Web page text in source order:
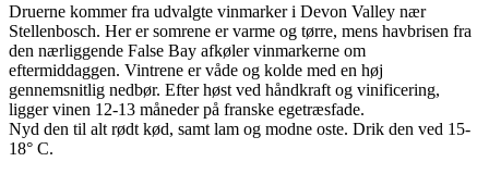
Druerne kommer fra udvalgte vinmarker i Devon Valley nær
Stellenbosch. Her er somrene er varme og tørre, mens havbrisen fra
den nærliggende False Bay afkøler vinmarkerne om
eftermiddaggen. Vintrene er våde og kolde med en høj
gennemsnitlig nedbør. Efter høst ved håndkraft og vinificering,
ligger vinen 12-13 måneder på franske egetræsfade.
Nyd den til alt rødt kød, samt lam og modne oste. Drik den ved 15-
18° C.